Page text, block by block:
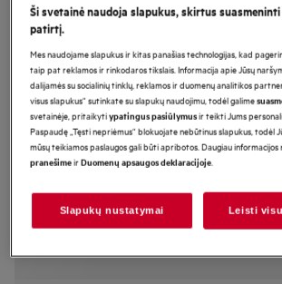
FSE73727P
Montuojama indaplovė
serija „GlassCare“
Gaminio informacijos lapas
Pagrindiniai privalumai
Apsaugokite stiklinius indus nuo dūžimo su
Skirtingų dydžių reikmenys. Švaru vos per vieną
„MaxiFlex“.
Ši svetainė naudoja slapukus, skirtus
patirtį.
Mes naudojame slapukus ir kitas panašias technologijas, kad
taip pat reklamos ir rinkodaros tikslais. Informacija apie Jūsų
dalijamės su socialinių tinklų, reklamos ir duomenų analitikos
visus slapukus“ sutinkate su slapukų naudojimu, todėl galime
svetainėje, pritaikytiypatingus pasiūlymusir teikti Jums
Paspaudę „Tęsti nepriėmus“ blokuojate nebūtinus slapukus, todėl
mūsų teikiamos paslaugos gali būti apribotos. Daugiau
pranešimeirDuomenų apsaugos deklaracijoje.
Slapukų nustatymai Leisti